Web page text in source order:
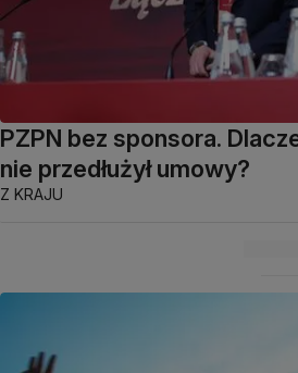
PZPN bez sponsora.
nie przedłużył umowy?
Z KRAJU